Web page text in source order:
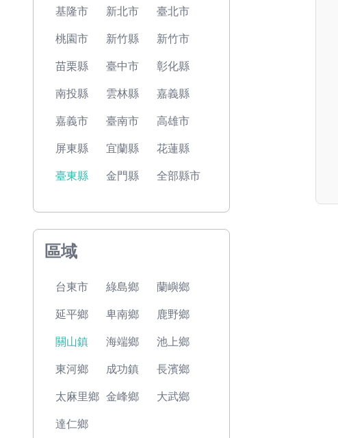
基隆市 新北市 臺北市
桃園市 新竹縣 新竹市
苗栗縣 臺中市 彰化縣
南投縣 雲林縣 嘉義縣
嘉義市 臺南市 高雄市
屏東縣 宜蘭縣 花蓮縣
臺東縣 金門縣 全部縣市
區域
台東市 綠島鄉 蘭嶼鄉
延平鄉 卑南鄉 鹿野鄉
關山鎮 海端鄉 池上鄉
東河鄉 成功鎮 長濱鄉
太麻里鄉 金峰鄉 大武鄉
達仁鄉